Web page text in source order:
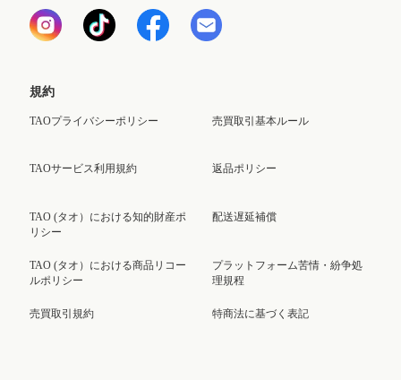
規約
TAOプライバシーポリシー
TAOサービス利用規約
TAO (タオ）における知的財産ポ
リシー
TAO (タオ）における商品リコー
ルポリシー
売買取引規約
売買取引基本ルール
返品ポリシー
配送遅延補償
プラットフォーム苦情・紛争処
理規程
特商法に基づく表記